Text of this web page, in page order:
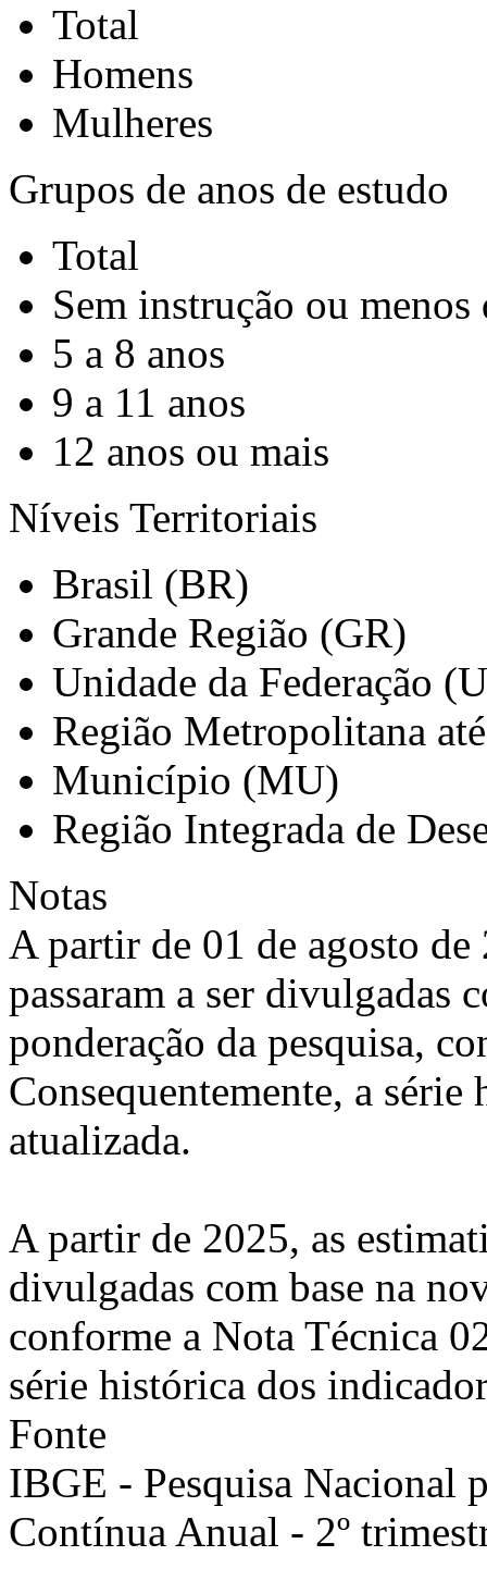
Total
Homens
Mulheres
Grupos de anos de estudo
Total
Sem instrução ou menos
5 a 8 anos
9 a 11 anos
12 anos ou mais
Níveis Territoriais
Brasil (BR)
Grande Região (GR)
Unidade da Federação
Região Metropolitana
Município (MU)
Região Integrada de
Notas
A partir de 01 de agosto de
passaram a ser divulgadas
ponderação da pesquisa,
Consequentemente, a
atualizada.
A partir de 2025, as
divulgadas com base na
conforme a Nota Técnica
série histórica dos
Fonte
IBGE - Pesquisa Nacional
Contínua Anual - 2º